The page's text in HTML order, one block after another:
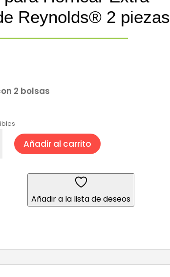
Reynolds® 2 piezas
2 bolsas
Añadir al carrito
Añadir a la lista de deseos